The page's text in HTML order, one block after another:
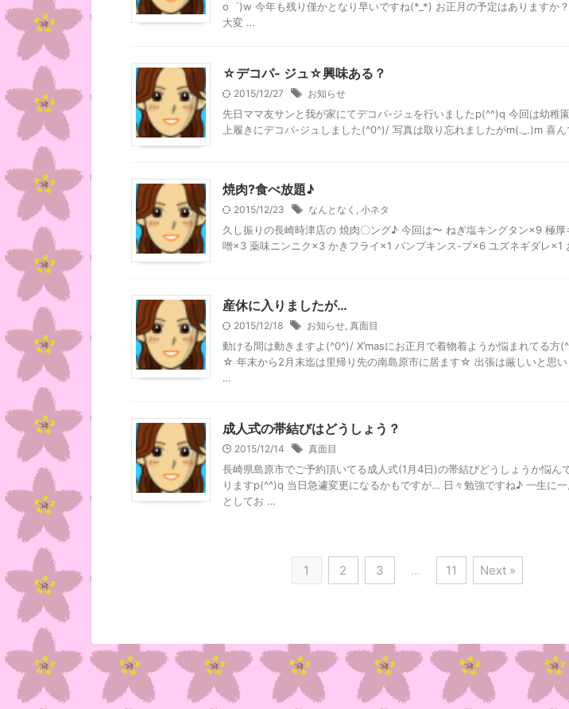
o゜)w 今年も残り僅かとなり早いですね(*_*) お正月の予定はありますか
大変 …
☆デコパ- ジュ☆興味ある？
2015/12/27 お知らせ
先日ママ友サンと我が家にてデコパ-ジュを行いましたp(^^)q 今回は幼稚
上履きにデコパ-ジュしました(^0^)/ 写真は取り忘れましたがm(._.)m 喜
焼肉?食べ放題♪
2015/12/23 なんとなく , 小ネタ
久し振りの長崎時津店の 焼肉〇ング♪ 今回は〜 ねぎ塩キングタン×9 極
噌×3 薬味ニンニク×3 かきフライ×1 パンプキンス-プ×6 ユズネギダレ×1
産休に入りましたが…
2015/12/18 お知らせ, 真面目
動ける間は動きますよ(^0^)/ X’masにお正月で着物着ようか悩まれてる方
☆ 年末から2月末迄は里帰り先の南島原市に居ます☆ 出張は厳しいと思
…
成人式の帯結びはどうしょう？
2015/12/14 真面目
長崎県島原市でご予約頂いてる成人式(1月4日)の帯結びどうしょうか悩ん
りますp(^^)q 当日急遽変更になるかもですが… 日々勉強ですね♪ 一生に
としてお …
1 2 3 … 11 Next »